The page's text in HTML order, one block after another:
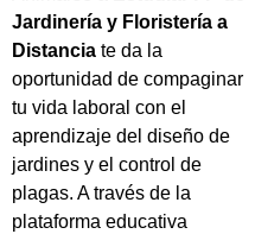
Jardinería y Floristería a
Distancia te da la
oportunidad de compaginar
tu vida laboral con el
aprendizaje del diseño de
jardines y el control de
plagas. A través de la
plataforma educativa